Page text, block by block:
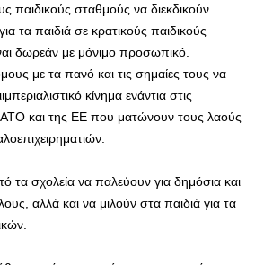
παιδικούς σταθμούς να διεκδικούν
τα παιδιά σε κρατικούς παιδικούς
δωρεάν με μόνιμο προσωπικό.
με τα πανό και τις σημαίες τους να
κίνημα ενάντια στις
και της ΕΕ που ματώνουν τους λαούς
τα σχολεία να παλεύουν για δημόσια και
αλλά και να μιλούν στα παιδιά για τα